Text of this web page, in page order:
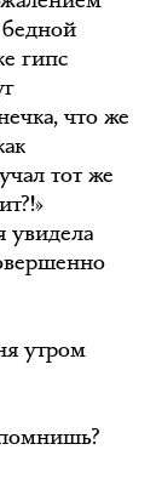
гипс
что же
тот же
увидела
утром